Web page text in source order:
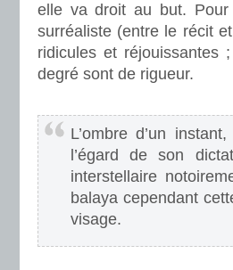
elle va droit au but.
surréaliste (entre le récit
ridicules et réjouissantes
degré sont de rigueur.
L’ombre d’un
l’égard de son
interstellaire
balaya cependant
visage.